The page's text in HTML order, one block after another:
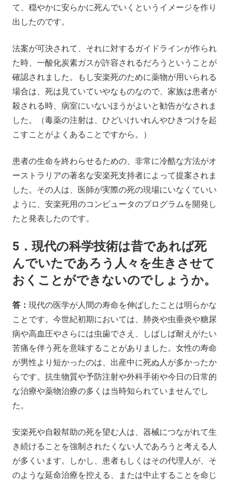
て、穏やかに安らかに死んでいくというイメージを作り
出したのです。
法案が可決されて、それに対するガイドラインが作られ
た時、一酸化炭素ガスが許容されるだろうということが
確認されました。もし安楽死のために薬物が用いられる
場合は、死は見ていていやなものなので、家族は患者が
殺される時、病室にいないほうがよいと勧告がなされま
した。（毒薬の注射は、ひどいけいれんやひきつけを起
こすことがよくあることですから。）
患者の生命を終わらせるための、非常に冷酷な方法がオ
ーストラリアの著名な安楽死支持者によって提案されま
した。その人は、医師が実際の死の現場にいなくていい
ように、安楽死用のコンピュータのプログラムを開発し
たと発表したのです。
5．現代の科学技術は昔であれば死
んでいたであろう人々を生きさせて
おくことができないのでしょうか。
答： 現代の医学が人間の寿命を伸ばしたことは明らかな
ことです。今世紀初期においては、肺炎や虫垂炎や糖尿
病や高血圧やさらには虫歯でさえ、しばしば耐えがたい
苦痛を伴う死を意味することがありました。女性の寿命
が男性より短かったのは、出産中に死ぬ人が多かったか
らです。抗生物質や予防注射や外科手術や今日の日常的
な治療や薬物治療の多くは当時知られていませんでし
た。
安楽死や自殺幇助の死を望む人は、器械につながれて生
き続けることを強制されたくない人であろうと考える人
が多くいます。しかし、患者もしくはその代理人が、そ
のような延命治療を控える、または中止することを命じ